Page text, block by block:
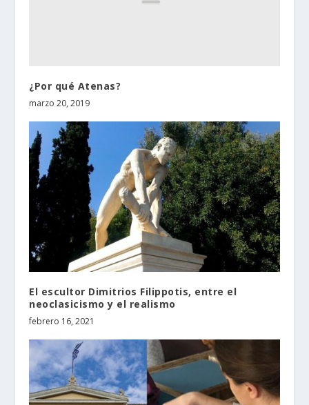
¿Por qué Atenas?
marzo 20, 2019
El escultor Dimitrios Filippotis, entre el
neoclasicismo y el realismo
febrero 16, 2021